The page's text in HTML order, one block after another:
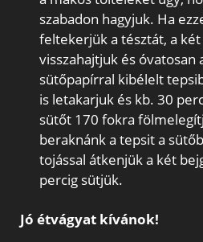
szabadon hagyjuk. Ha
feltekerjük a tésztát, a
visszahajtjuk és óvatosan
sütőpapírral kibélelt
is letakarjuk és kb. 30
sütőt 170 fokra
beraknánk a tepsit a
tojással átkenjük a két
percig sütjük.
Jó étvágyat kívánok!